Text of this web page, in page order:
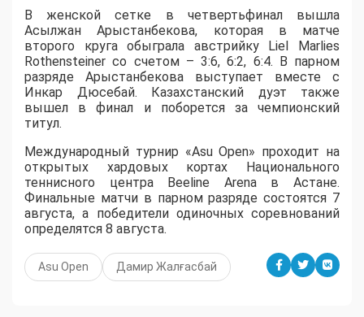
В женской сетке в четвертьфинал вышла
Асылжан Арыстанбекова, которая в матче
второго круга обыграла австрийку Liel Marlies
Rothensteiner со счетом – 3:6, 6:2, 6:4. В парном
разряде Арыстанбекова выступает вместе с
Инкар Дюсебай. Казахстанский дуэт также
вышел в финал и поборется за чемпионский
титул.
Международный турнир «Asu Open» проходит на
открытых хардовых кортах Национального
теннисного центра Beeline Arena в Астане.
Финальные матчи в парном разряде состоятся 7
августа, а победители одиночных соревнований
определятся 8 августа.
Asu Open Дамир Жалғасбай